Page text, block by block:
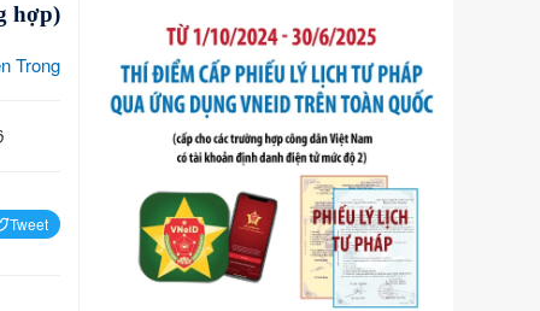
hợp)
Trong
Tweet
Số kí hiệu:292/2026/NĐ-CP
Tên: Nghị định số 292/2026/NĐ-CP
của Chính phủ: Quy định chi tiết một
số điều và biện pháp để tổ chức,
hướng dẫn thi hành Luật Quản lý
ngoại thương
Ngày ban hành: 21/07/2026
Số kí hiệu:105/2026/TT-BTC
Tên: Thông tư số 105/2026/TT-BTC
của Bộ Tài chính: Bãi bỏ Thông tư số
87/2019/TT- BТC ngày 19 tháng 12